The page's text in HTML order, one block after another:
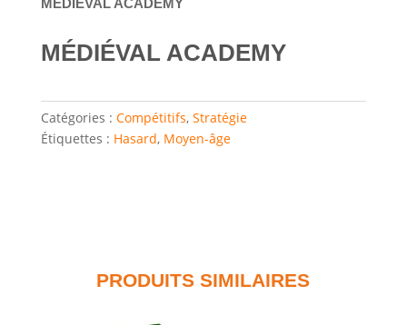
MÉDIÉVAL ACADEMY
MÉDIÉVAL ACADEMY
Catégories : Compétitifs, Stratégie
Étiquettes : Hasard, Moyen-âge
PRODUITS SIMILAIRES